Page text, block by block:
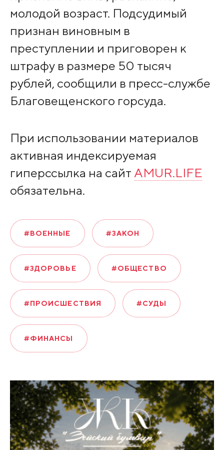
молодой возраст. Подсудимый
признан виновным в
преступлении и приговорен к
штрафу в размере 50 тысяч
рублей, сообщили в пресс-службе
Благовещенского горсуда.
При использовании материалов
активная индексируемая
гиперссылка на сайт AMUR.LIFE
обязательна.
#ВОЕННЫЕ #ЗАКОН
#ЗДОРОВЬЕ #ОБЩЕСТВО
#ПРОИСШЕСТВИЯ #СУДЫ
#ФИНАНСЫ